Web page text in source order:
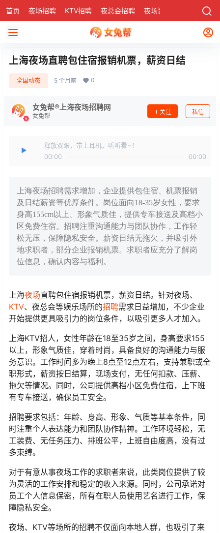
首页 夜场招聘 KTV招聘 夜总会招聘 夜场资讯 社区
上海夜场直聘包住宿报销机票，薪资日结
全国动态 5 个月前 0
女兔帮®上海夜场招聘网
女兔帮
关注 私信
释放双眼，带上耳机，听听看~！
00:00
00:00
上海夜场招聘需求增加，企业提供包住宿、机票报销
及日结薪资等优厚条件。岗位面向18-35岁女性，要求
身高155cm以上、形象气质佳，提供专车接送及高档小
区免费住宿。招聘注重沟通能力与团队协作，工作轻
松无压，保障隐私安全。薪资日结无拖欠，并吸引外
地求职者，部分企业报销机票。求职者应充分了解岗
位信息，确认内容与福利。
上海夜场直聘包住宿报销机票，薪资日结。针对夜场、
KTV、夜总会等娱乐场所的招聘需求日益增加，不少企业
开始提供更具吸引力的岗位条件，以吸引更多人才加入。
上海KTV招人，女性年龄在18至35岁之间，身高要求155
以上，形象气质佳，穿着时尚，具备良好的沟通能力与服
务意识。工作时间多为晚上8点至12点左右，支持兼职或全
职形式，薪资按日结算，现场支付，无任何扣款、压薪、
拖欠等情况。同时，公司提供高档小区免费住宿，上下班
有专车接送，确保员工安全。
招聘要求包括：年龄、身高、形象、气质等基本条件，同
时注重个人表达能力和团队协作精神。工作环境轻松，无
工装费、无任务压力、排班公平，上班自由度高，没有过
多束缚。
对于有意从事夜场工作的求职者来说，此类岗位提供了较
为灵活的工作安排和稳定的收入来源。同时，公司承诺对
员工个人信息保密，所有在职人员使用艺名进行工作，保
障隐私安全。
夜场、KTV等场所的招聘不仅面向本地人群，也吸引了来